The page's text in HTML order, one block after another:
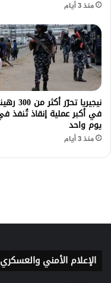
الإعلام الأمني والعسكري